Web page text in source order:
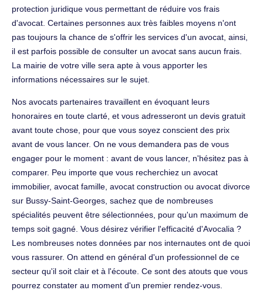
protection juridique vous permettant de réduire vos frais
d'avocat. Certaines personnes aux très faibles moyens n'ont
pas toujours la chance de s'offrir les services d'un avocat, ainsi,
il est parfois possible de consulter un avocat sans aucun frais.
La mairie de votre ville sera apte à vous apporter les
informations nécessaires sur le sujet.
Nos avocats partenaires travaillent en évoquant leurs
honoraires en toute clarté, et vous adresseront un devis gratuit
avant toute chose, pour que vous soyez conscient des prix
avant de vous lancer. On ne vous demandera pas de vous
engager pour le moment : avant de vous lancer, n'hésitez pas à
comparer. Peu importe que vous recherchiez un avocat
immobilier, avocat famille, avocat construction ou avocat divorce
sur Bussy-Saint-Georges, sachez que de nombreuses
spécialités peuvent être sélectionnées, pour qu'un maximum de
temps soit gagné. Vous désirez vérifier l'efficacité d'Avocalia ?
Les nombreuses notes données par nos internautes ont de quoi
vous rassurer. On attend en général d'un professionnel de ce
secteur qu'il soit clair et à l'écoute. Ce sont des atouts que vous
pourrez constater au moment d'un premier rendez-vous.